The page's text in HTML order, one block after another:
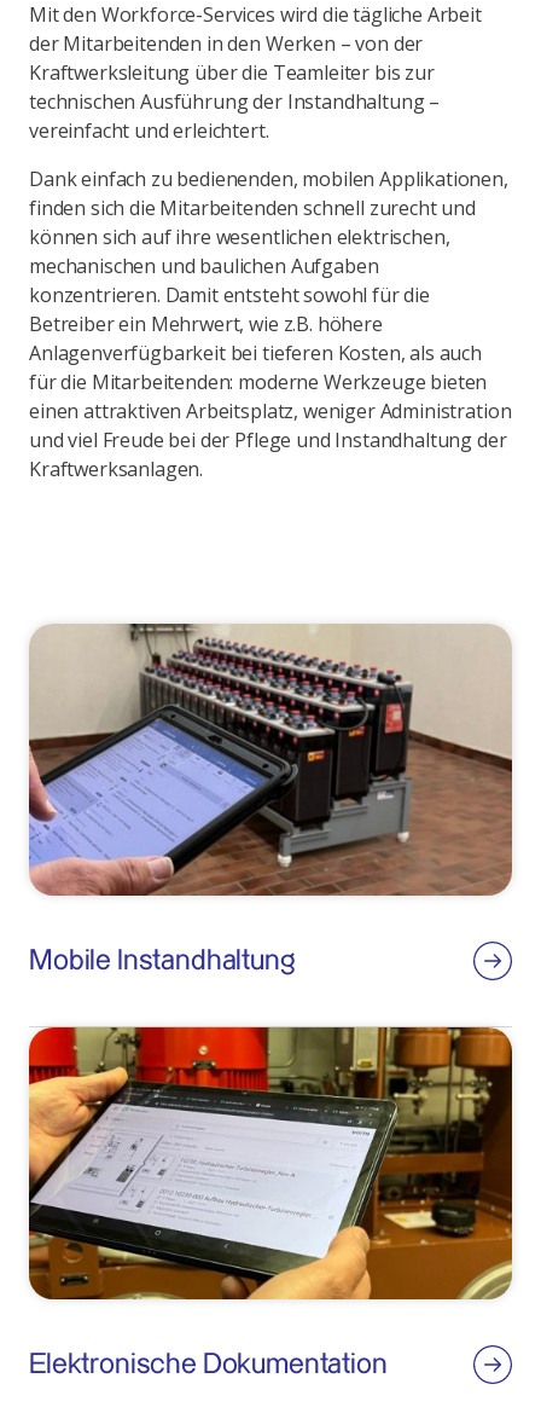
Mit den Workforce-Services wird die tägliche Arbeit
der Mitarbeitenden in den Werken – von der
Kraftwerksleitung über die Teamleiter bis zur
technischen Ausführung der Instandhaltung –
vereinfacht und erleichtert.
Dank einfach zu bedienenden, mobilen Applikationen,
finden sich die Mitarbeitenden schnell zurecht und
können sich auf ihre wesentlichen elektrischen,
mechanischen und baulichen Aufgaben
konzentrieren. Damit entsteht sowohl für die
Betreiber ein Mehrwert, wie z.B. höhere
Anlagenverfügbarkeit bei tieferen Kosten, als auch
für die Mitarbeitenden: moderne Werkzeuge bieten
einen attraktiven Arbeitsplatz, weniger Administration
und viel Freude bei der Pflege und Instandhaltung der
Kraftwerksanlagen.
Mobile Instandhaltung
Elektronische Dokumentation